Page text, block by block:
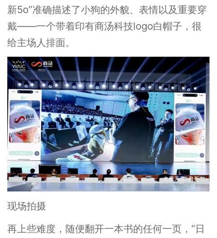
新5o”准确描述了小狗的外貌、表情以及重要穿
戴——一个带着印有商汤科技logo白帽子，很
给主场人排面。
现场拍摄
再上些难度，随便翻开一本书的任何一页，“日